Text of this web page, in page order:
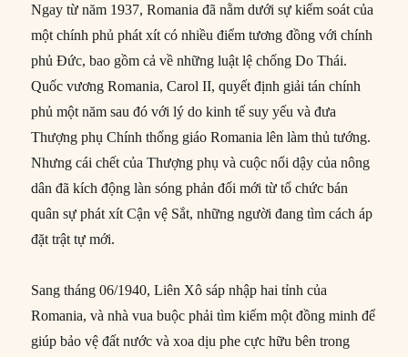
Ngay từ năm 1937, Romania đã nằm dưới sự kiểm soát của
một chính phủ phát xít có nhiều điểm tương đồng với chính
phủ Đức, bao gồm cả về những luật lệ chống Do Thái.
Quốc vương Romania, Carol II, quyết định giải tán chính
phủ một năm sau đó với lý do kinh tế suy yếu và đưa
Thượng phụ Chính thống giáo Romania lên làm thủ tướng.
Nhưng cái chết của Thượng phụ và cuộc nổi dậy của nông
dân đã kích động làn sóng phản đối mới từ tổ chức bán
quân sự phát xít Cận vệ Sắt, những người đang tìm cách áp
đặt trật tự mới.
Sang tháng 06/1940, Liên Xô sáp nhập hai tỉnh của
Romania, và nhà vua buộc phải tìm kiếm một đồng minh để
giúp bảo vệ đất nước và xoa dịu phe cực hữu bên trong